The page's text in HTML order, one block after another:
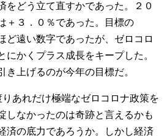
をどう立て直すかであった。２０
＋３．０％であった。目標の
ど遠い数字であったが、ゼロコロ
にかくプラス成長をキープした。
き上げるのが今年の目標だ。
あれだけ極端なゼロコロナ政策を
しなかったのは奇跡と言えるかも
済の底力であろうか。しかし経済